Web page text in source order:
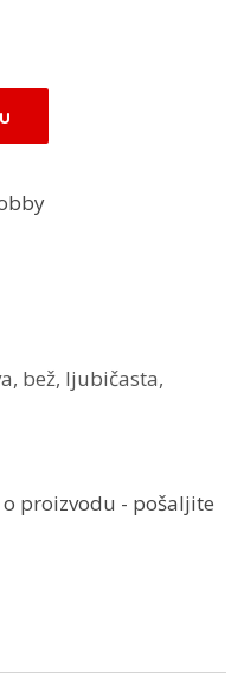
bež, ljubičasta,
proizvodu - pošaljite